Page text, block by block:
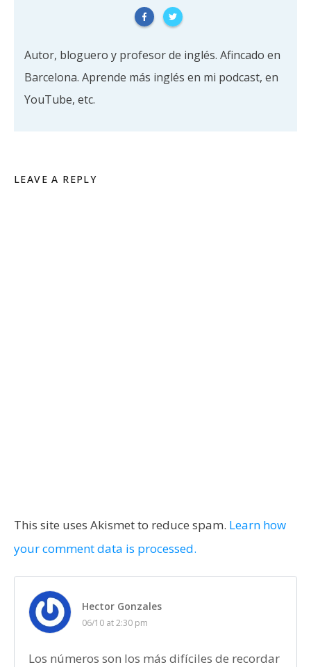
Autor, bloguero y profesor de inglés. Afincado en
Barcelona. Aprende más inglés en mi podcast, en
YouTube, etc.
LEAVE A REPLY
This site uses Akismet to reduce spam. Learn how
your comment data is processed.
Hector Gonzales
06/10 at 2:30 pm
Los números son los más difíciles de recordar